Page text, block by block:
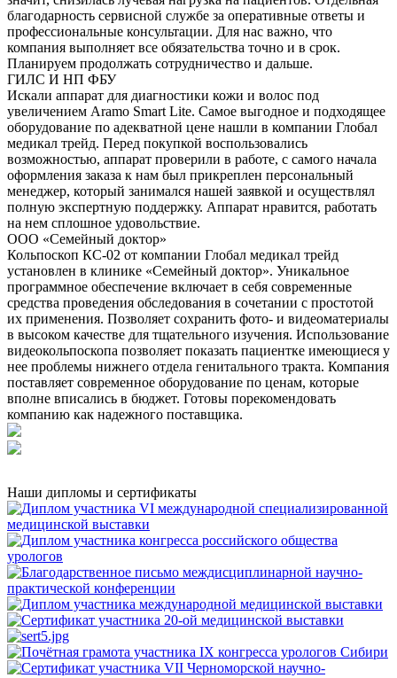
благодарность сервисной службе за оперативные ответы и
профессиональные консультации. Для нас важно, что
компания выполняет все обязательства точно и в срок.
Планируем продолжать сотрудничество и дальше.
ГИЛС И НП ФБУ
Искали аппарат для диагностики кожи и волос под
увеличением Aramo Smart Lite. Самое выгодное и подходящее
оборудование по адекватной цене нашли в компании Глобал
медикал трейд. Перед покупкой воспользовались
возможностью, аппарат проверили в работе, с самого начала
оформления заказа к нам был прикреплен персональный
менеджер, который занимался нашей заявкой и осуществлял
полную экспертную поддержку. Аппарат нравится, работать
на нем сплошное удовольствие.
ООО «Семейный доктор»
Кольпоскоп КС-02 от компании Глобал медикал трейд
установлен в клинике «Семейный доктор». Уникальное
программное обеспечение включает в себя современные
средства проведения обследования в сочетании с простотой
их применения. Позволяет сохранить фото- и видеоматериалы
в высоком качестве для тщательного изучения. Использование
видеокольпоскопа позволяет показать пациентке имеющиеся у
нее проблемы нижнего отдела генитального тракта. Компания
поставляет современное оборудование по ценам, которые
вполне вписались в бюджет. Готовы порекомендовать
компанию как надежного поставщика.
Наши дипломы и сертификаты